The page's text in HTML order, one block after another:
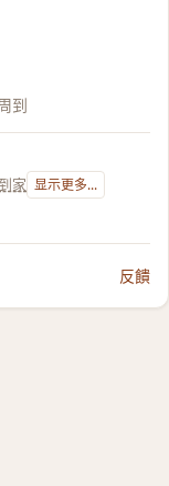
到
到家 显示更多...
反饋